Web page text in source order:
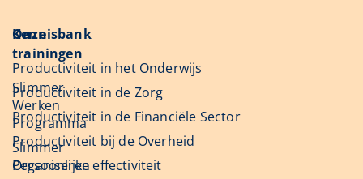
Onze
trainingen
Slimmer
Werken
Programma
Slimmer
Organiseren
Kennisbank
Productiviteit in het Onderwijs
Productiviteit in de Zorg
Productiviteit in de Financiële Sector
Productiviteit bij de Overheid
Persoonlijke effectiviteit